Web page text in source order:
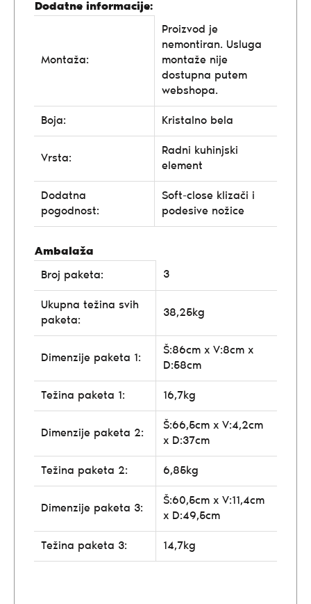
Dodatne informacije:
Montaža:
Proizvod je
nemontiran. Usluga
montaže nije
dostupna putem
webshopa.
Boja: Kristalno bela
Vrsta:
Radni kuhinjski
element
Dodatna
pogodnost:
Soft-close klizači i
podesive nožice
Ambalaža
Broj paketa:
3
Ukupna težina svih
paketa:
38,25kg
Dimenzije paketa 1:
Š:86cm x V:8cm x
D:58cm
Težina paketa 1: 16,7kg
Dimenzije paketa 2:
Š:66,5cm x V:4,2cm
x D:37cm
Težina paketa 2: 6,85kg
Dimenzije paketa 3:
Š:60,5cm x V:11,4cm
x D:49,5cm
Težina paketa 3: 14,7kg